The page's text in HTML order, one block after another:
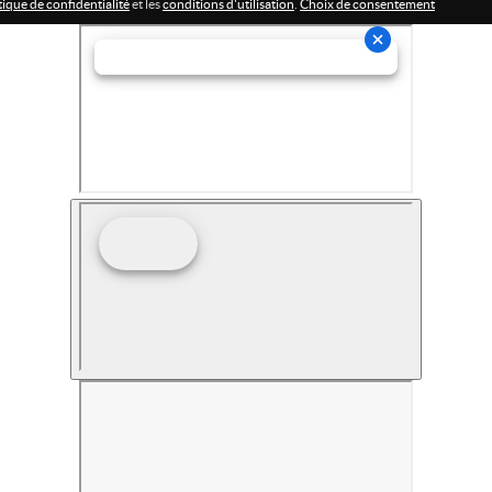
de confidentialitéet lesconditions d'utilisation Choix de consentement